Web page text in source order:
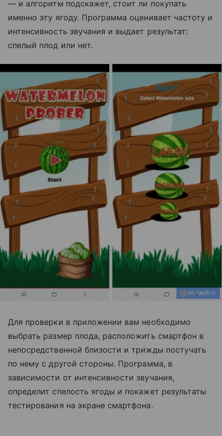
— и алгоритм подскажет, стоит ли покупать
именно эту ягоду. Программа оценивает частоту и
интенсивность звучания и выдает результат:
спелый плод или нет.
Для проверки в приложении вам необходимо
выбрать размер плода, расположить смартфон в
непосредственной близости и трижды постучать
по нему с другой стороны. Программа, в
зависимости от интенсивности звучания,
определит спелость ягоды и покажет результаты
тестирования на экране смартфона.